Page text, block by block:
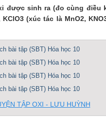
được sinh ra (đo cùng điều
KClO3 (xúc tác là MnO2,
bài tập (SBT) Hóa học 10
bài tập (SBT) Hóa học 10
bài tập (SBT) Hóa học 10
bài tập (SBT) Hóa học 10
TẬP OXI - LƯU HUỲNH